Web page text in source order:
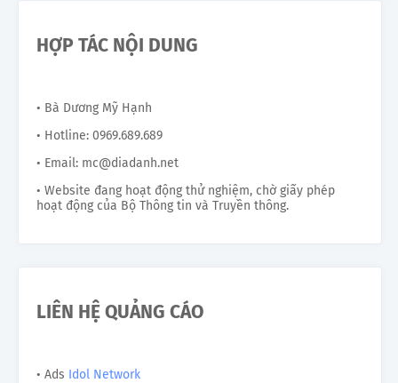
HỢP TÁC NỘI DUNG
• Bà Dương Mỹ Hạnh
• Hotline: 0969.689.689
• Email: mc@diadanh.net
• Website đang hoạt động thử nghiệm, chờ giấy phép
hoạt động của Bộ Thông tin và Truyền thông.
LIÊN HỆ QUẢNG CÁO
• Ads Idol Network